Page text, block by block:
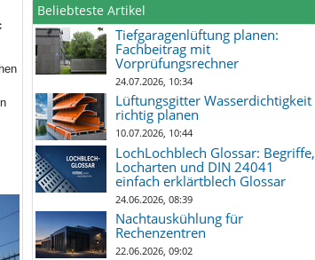
Beliebteste Artikel
Tiefgaragenlüftung planen:
Fachbeitrag mit
Vorprüfungsrechner
24.07.2026, 10:34
Lüftungsgitter Wasserdichtigkeit
richtig planen
10.07.2026, 10:44
LochLochblech Glossar: Begriffe,
Locharten und DIN 24041
einfach erklärtblech Glossar
24.06.2026, 08:39
Nachtauskühlung für
Rechenzentren
22.06.2026, 09:02